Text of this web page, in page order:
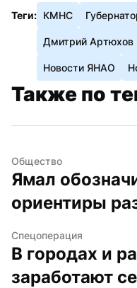
Теги: КМНС
Дмитрий Артюхов
Новости ЯНАО
Также по
Общество
Ямал
ориентиры
Спецоперация
В городах и
заработают